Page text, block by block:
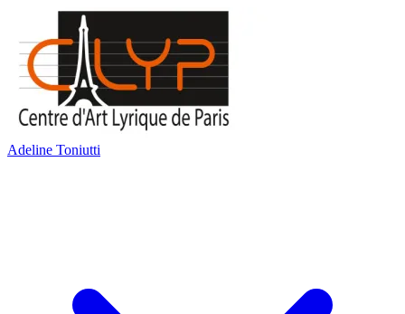
Adeline Toniutti